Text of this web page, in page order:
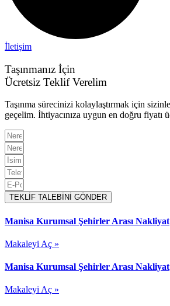
İletişim
Taşınmanız İçin
Ücretsiz Teklif Verelim
Taşınma sürecinizi kolaylaştırmak için
geçelim. İhtiyacınıza uygun en doğru fiyatı
TEKLİF TALEBİNİ GÖNDER
Manisa Kurumsal Şehirler Arası Nakliyat
Makaleyi Aç »
Manisa Kurumsal Şehirler Arası Nakliyat
Makaleyi Aç »